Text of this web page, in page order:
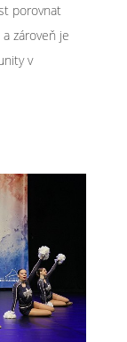
porovnat
zároveň je
v